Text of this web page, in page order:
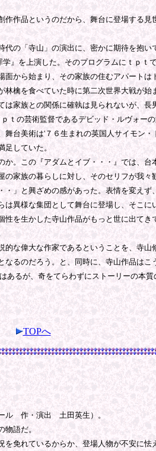
作品というのだから、舞台に登場する
の「寺山」の演出に、密かに期待を抱い
を上演した。そのプログラムにｔｐｔ
から始まり、その家族の住むアパート
檎を食べていた時に第二次世界大戦が
家族との関係に確執は見られないが、長
の芸術監督であるデビッド・ルヴォー
台美術は'７６生まれの英国人サイモン
していた。
。この『アダムとイブ・・・』では、
家族の暮らしに対し、そのセリフが我
」と興ざめの感があった。表情を変え
異様な集団として舞台に登場し、そこに
を生かした寺山作品がもっと世に出て
な偉大な作家であるということを、寺
るのだろう。と、同時に、寺山作品はこ
るが、奇をてらわずにストーリーの本
TOPへ
ル 作・演出 土田英生）。
語だ。
免れているからか、登場人物が不安に